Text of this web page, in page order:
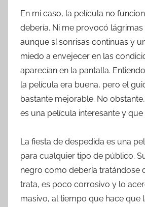
En mi caso, la película no
debería. Ni me provocó lágrimas
aunque sí sonrisas continuas y
miedo a envejecer en las
aparecían en la pantalla.
la película era buena, pero el
bastante mejorable. No
es una película interesante y
La fiesta de despedida es una
para cualquier tipo de público.
negro como debería tratándose
trata, es poco corrosivo y lo
masivo, al tiempo que hace que